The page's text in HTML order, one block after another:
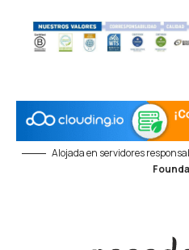
Alojada en servidores